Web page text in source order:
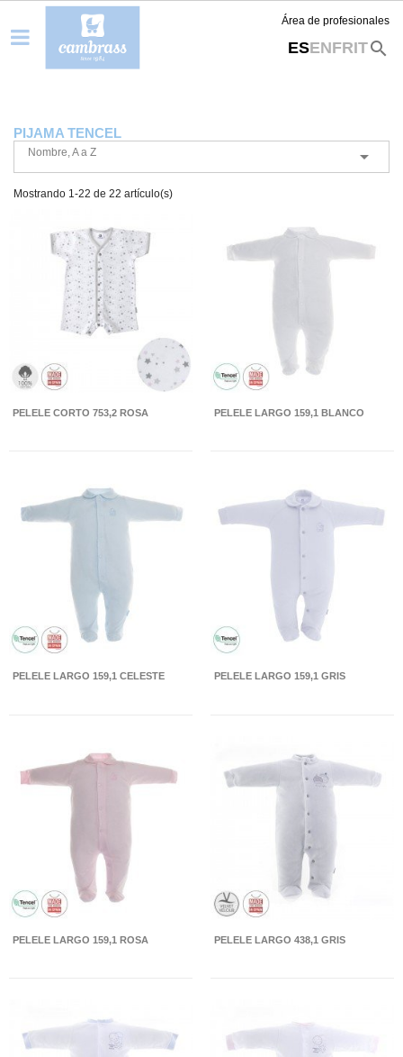
Área de profesionales
ESENFRITsearch
PIJAMA TENCEL
Nombre, A a Z 
Mostrando 1-22 de 22 artículo(s)
PELELE CORTO 753,2 ROSA PELELE LARGO 159,1 BLANCO
PELELE LARGO 159,1 CELESTE PELELE LARGO 159,1 GRIS
PELELE LARGO 159,1 ROSA PELELE LARGO 438,1 GRIS